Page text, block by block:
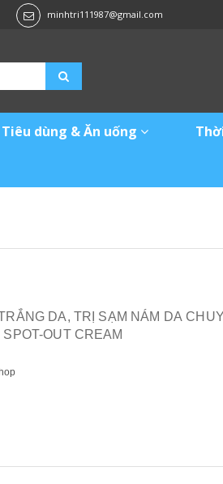
minhtri111987@gmail.com
Tiêu dùng & Ăn uống
DA, TRỊ SẠM NÁM DA
OUT CREAM